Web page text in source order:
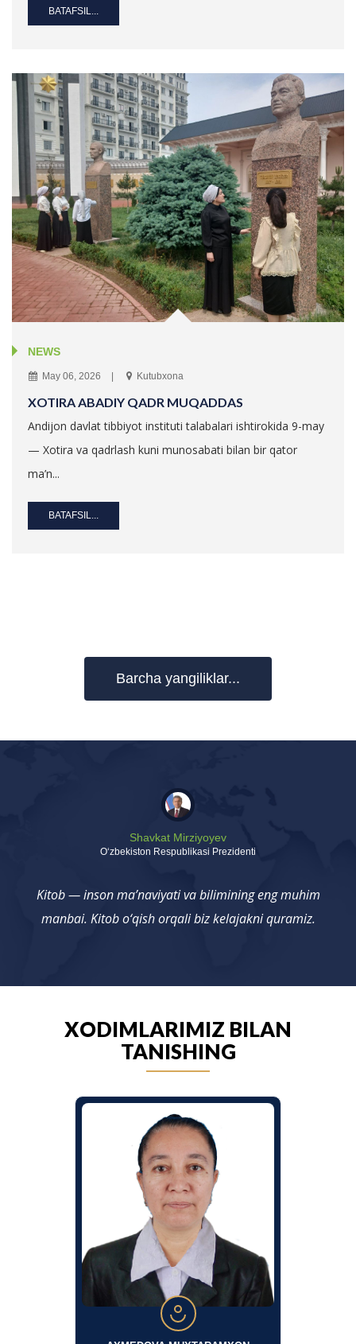
BATAFSIL...
NEWS
May 06, 2026 Kutubxona
XOTIRA ABADIY QADR MUQADDAS
Andijon davlat tibbiyot instituti talabalari ishtirokida 9-may
— Xotira va qadrlash kuni munosabati bilan bir qator
ma’n...
BATAFSIL...
Barcha yangiliklar...
Shavkat Mirziyoyev
Oʻzbekiston Respublikasi Prezidenti
Kitob — inson ma’naviyati va bilimining eng muhim
manbai. Kitob o‘qish orqali biz kelajakni quramiz.
XODIMLARIMIZ BILAN
TANISHING